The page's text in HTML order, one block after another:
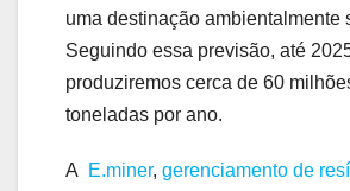
uma destinação ambientalmente
Seguindo essa previsão, até
produziremos cerca de 60
toneladas por ano.
A E.miner, gerenciamento de